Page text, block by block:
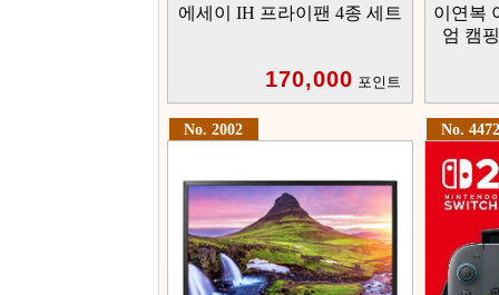
에세이 IH 프라이팬 4종 세트
170,000 포인트
이연복
엄 캠
No. 2002 No. 4472